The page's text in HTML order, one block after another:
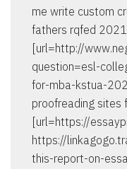
me write custom
fathers rqfed
[url=http://
question=esl-
for-mba-kstua-
proofreading
[url=https://
https://
this-report-on-